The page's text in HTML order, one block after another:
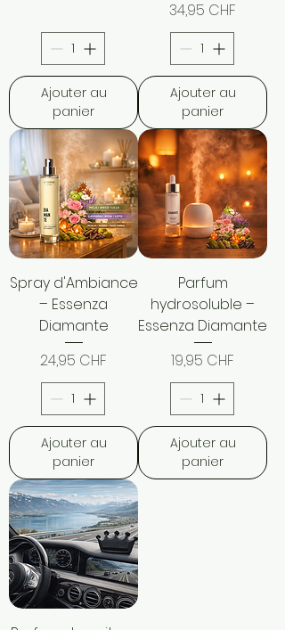
Ajouter au
panier
Prix
34,95 CHF
Ajouter au
panier
Spray d'Ambiance
– Essenza
Diamante
Prix
24,95 CHF
Ajouter au
panier
Parfum
hydrosoluble –
Essenza Diamante
Prix
19,95 CHF
Ajouter au
panier